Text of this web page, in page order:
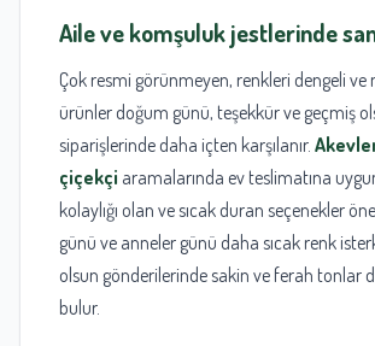
Aile ve komşuluk jestlerinde
Çok resmi görünmeyen, renkleri dengeli ve
ürünler doğum günü, teşekkür ve geçmiş
siparişlerinde daha içten karşılanır.
çiçekçi aramalarında ev teslimatına
kolaylığı olan ve sıcak duran seçenekler
günü ve anneler günü daha sıcak renk
olsun gönderilerinde sakin ve ferah tonlar
bulur.